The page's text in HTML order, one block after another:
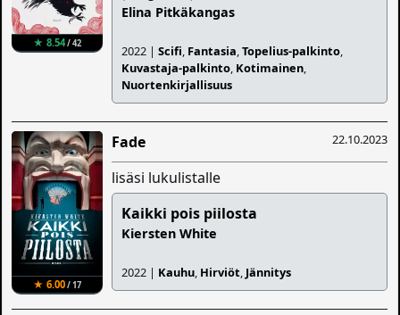
★ 8.54/ 42
Elina Pitkäkangas
2022 |Scifi, Fantasia,Topelius-palkinto,
Kuvastaja-palkinto, Kotimainen,
Nuortenkirjallisuus
★ 6.00/ 17
22.10.2023
Fade
lisäsi lukulistalle
Kaikki pois piilosta
Kiersten White
2022 | Kauhu, Hirviöt, Jännitys